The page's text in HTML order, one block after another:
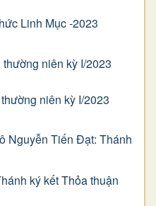
Linh Mục -2023
niên kỳ I/2023
niên kỳ I/2023
Nguyễn Tiến Đạt: Thánh
ký kết Thỏa thuận